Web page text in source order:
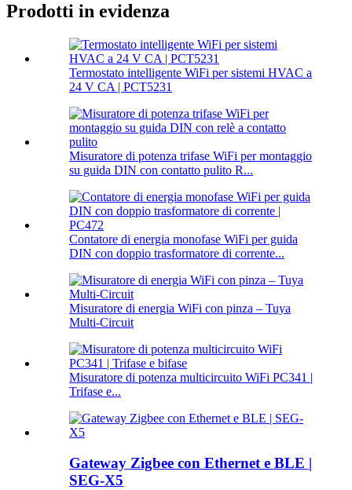
Prodotti in evidenza
Termostato intelligente WiFi per sistemi HVAC a
24 V CA | PCT5231
Misuratore di potenza trifase WiFi per montaggio
su guida DIN con contatto pulito R...
Contatore di energia monofase WiFi per guida
DIN con doppio trasformatore di corrente...
Misuratore di energia WiFi con pinza – Tuya
Multi-Circuit
Misuratore di potenza multicircuito WiFi PC341 |
Trifase e...
Gateway Zigbee con Ethernet e BLE |
SEG-X5